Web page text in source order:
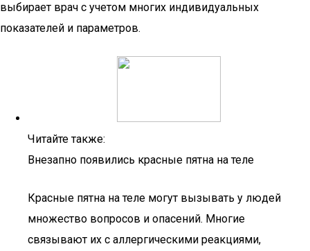
выбирает врач с учетом многих индивидуальных
показателей и параметров.
Читайте также:
Внезапно появились красные пятна на теле
Красные пятна на теле могут вызывать у людей
множество вопросов и опасений. Многие
связывают их с аллергическими реакциями,